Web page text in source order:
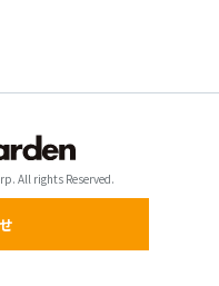
All rights Reserved.